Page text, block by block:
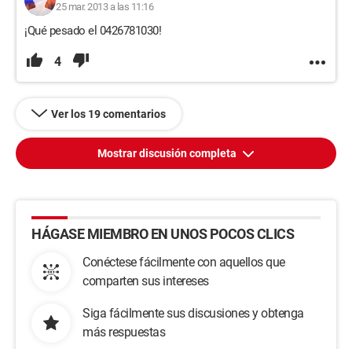
25 mar. 2013 a las 11:16
¡Qué pesado el 0426781030!
4
Ver los 19 comentarios
Mostrar discusión completa
HÁGASE MIEMBRO EN UNOS POCOS CLICS
Conéctese fácilmente con aquellos que
comparten sus intereses
Siga fácilmente sus discusiones y obtenga
más respuestas